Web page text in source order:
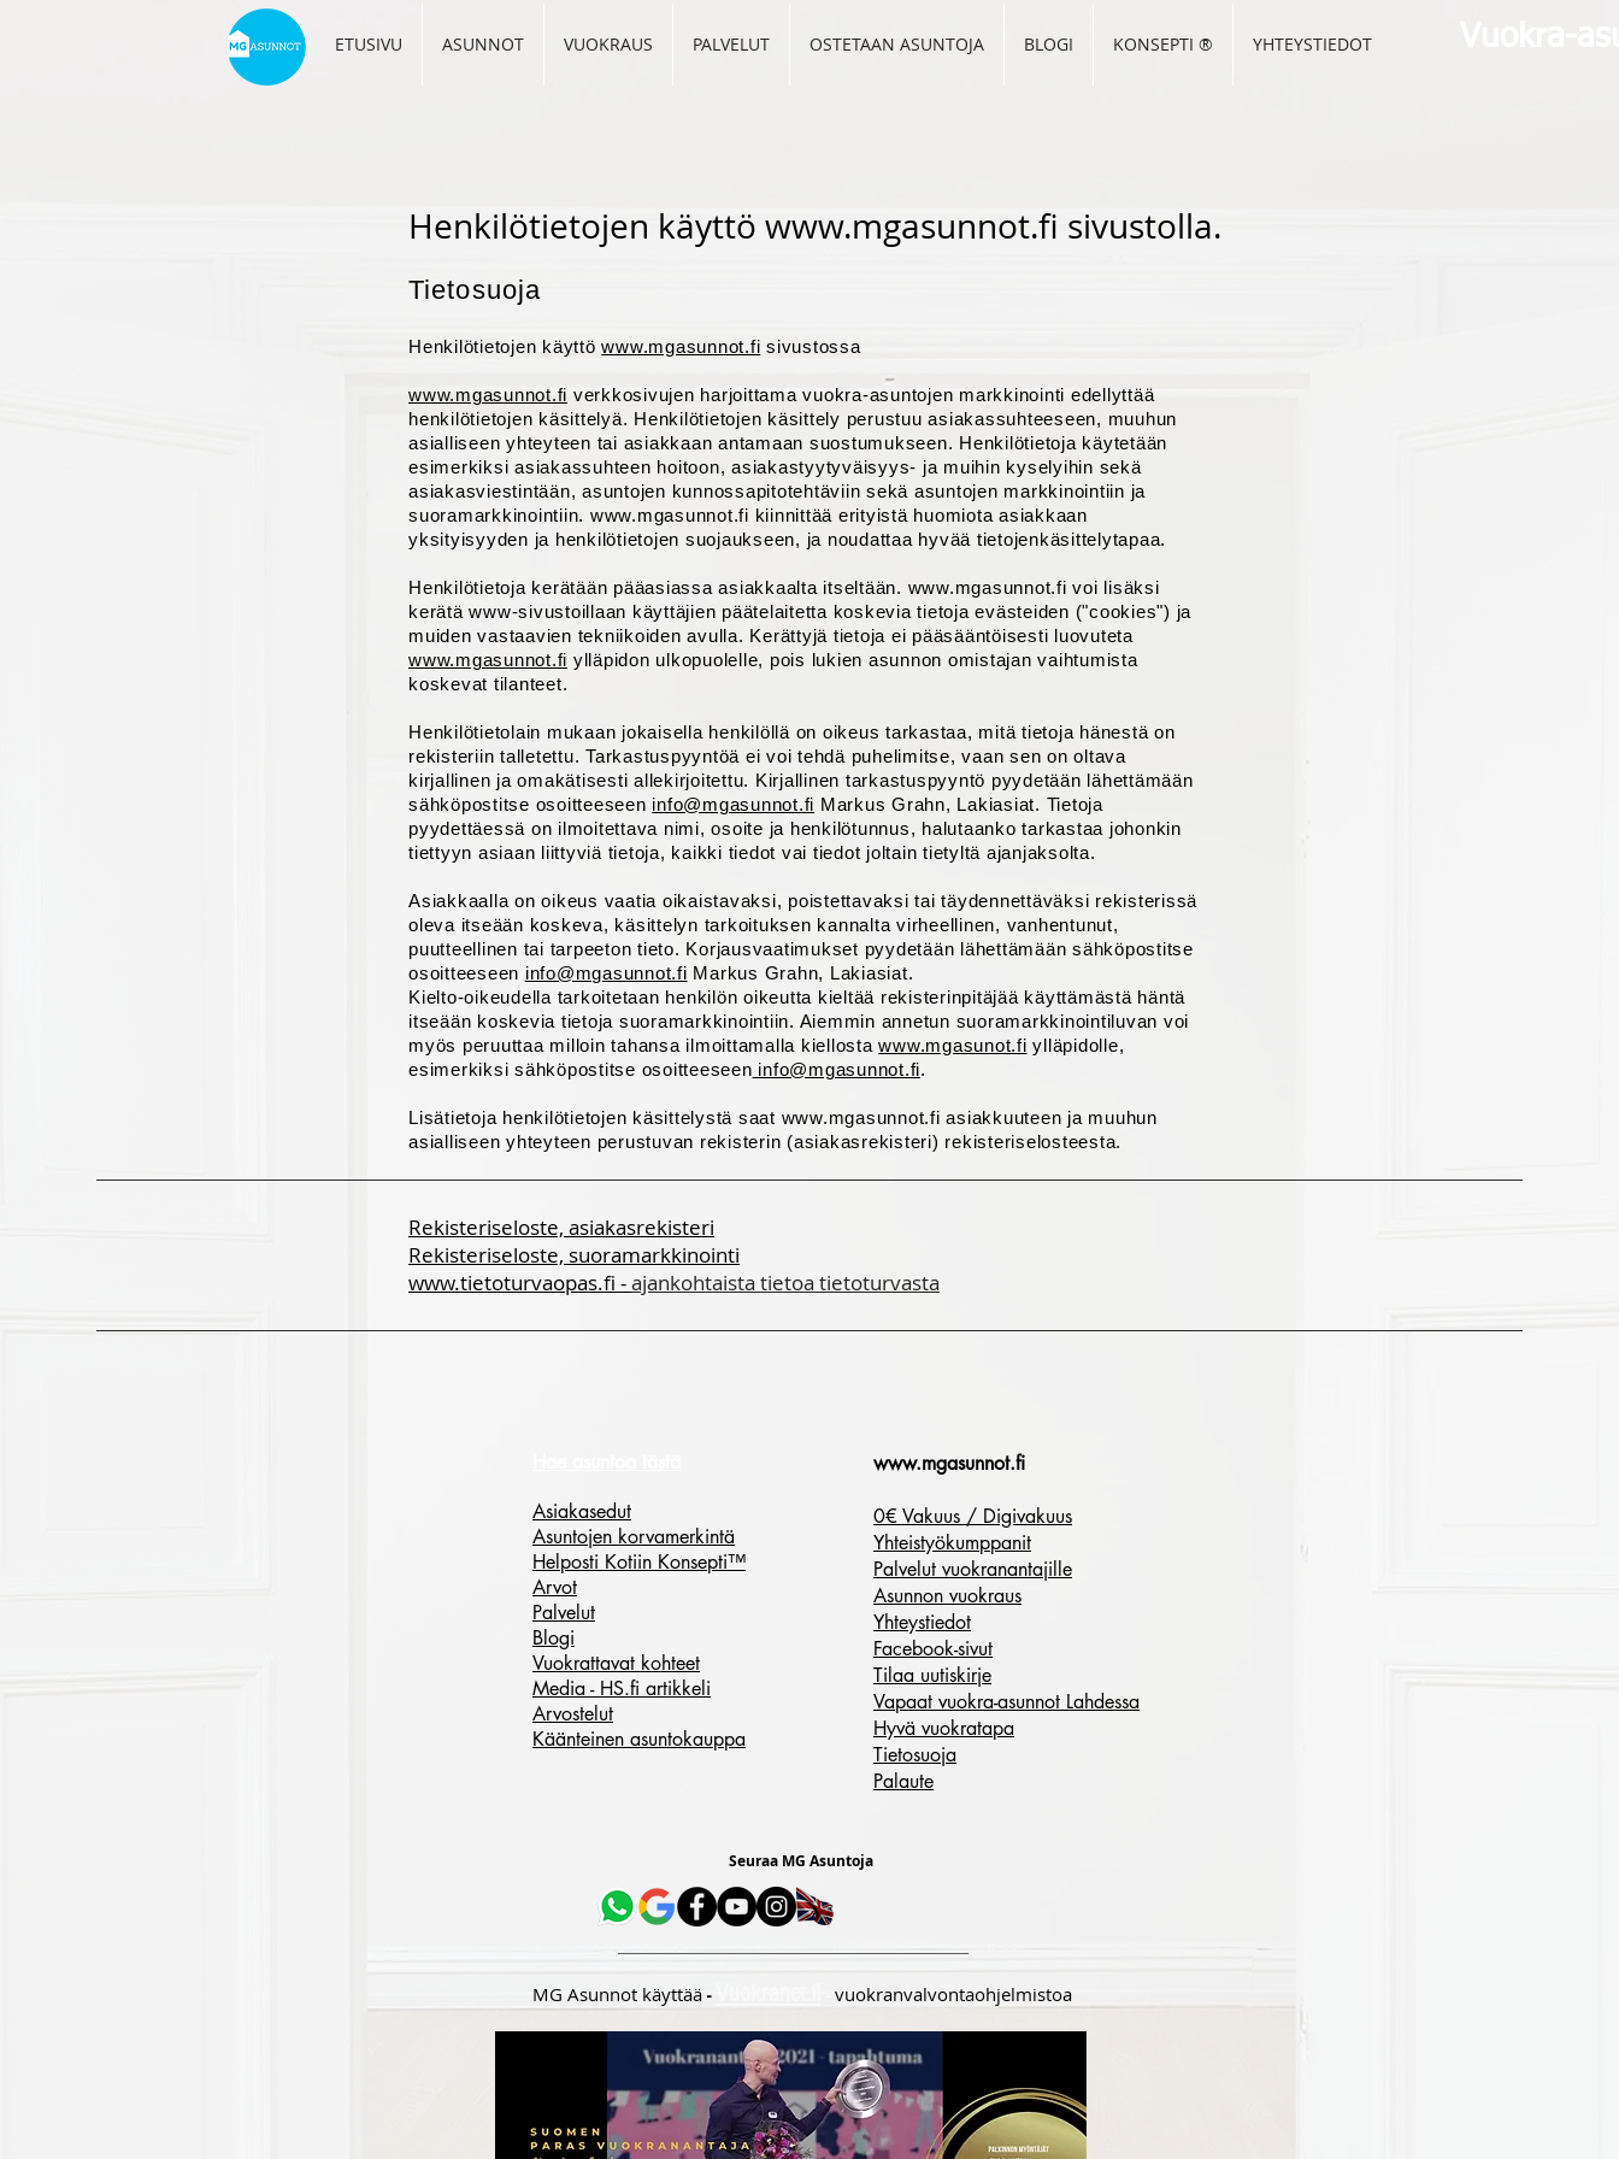
ETUSIVU ASUNNOT VUOKRAUS PALVELUT OSTETAAN ASUNTOJA BLOGI KONSEPTI ® YHTEYSTIEDOT
Henkilötietojen käyttö www.mgasunnot.fi sivustolla.
Tietosuoja
Henkilötietojen käyttöwww.mgasunnot.fi sivustossa
www.mgasunnot.fi verkkosivujen harjoittama vuokra-asuntojen markkinointi edellyttää
henkilötietojen käsittelyä. Henkilötietojen käsittely perustuu asiakassuhteeseen, muuhun
asialliseen yhteyteen tai asiakkaan antamaan suostumukseen. Henkilötietoja käytetään
esimerkiksi asiakassuhteen hoitoon, asiakastyytyväisyys- ja muihin kyselyihin sekä
asiakasviestintään, asuntojen kunnossapitotehtäviin sekä asuntojen markkinointiin ja
suoramarkkinointiin. www.mgasunnot.fi kiinnittää erityistä huomiota asiakkaan
yksityisyyden ja henkilötietojen suojaukseen, ja noudattaa hyvää tietojenkäsittelytapaa.
Henkilötietoja kerätään pääasiassa asiakkaalta itseltään. www.mgasunnot.fi voi lisäksi
kerätä www-sivustoillaan käyttäjien päätelaitetta koskevia tietoja evästeiden ("cookies") ja
muiden vastaavien tekniikoiden avulla. Kerättyjä tietoja ei pääsääntöisesti luovuteta
www.mgasunnot.fi ylläpidon ulkopuolelle, pois lukien asunnon omistajan vaihtumista
koskevat tilanteet.
Henkilötietolain mukaan jokaisella henkilöllä on oikeus tarkastaa, mitä tietoja hänestä on
rekisteriin talletettu. Tarkastuspyyntöä ei voi tehdä puhelimitse, vaan sen on oltava
kirjallinen ja omakätisesti allekirjoitettu. Kirjallinen tarkastuspyyntö pyydetään lähettämään
sähköpostitse osoitteeseen info@mgasunnot.fi Markus Grahn, Lakiasiat. Tietoja
pyydettäessä on ilmoitettava nimi, osoite ja henkilötunnus, halutaanko tarkastaa johonkin
tiettyyn asiaan liittyviä tietoja, kaikki tiedot vai tiedot joltain tietyltä ajanjaksolta.
Asiakkaalla on oikeus vaatia oikaistavaksi, poistettavaksi tai täydennettäväksi rekisterissä
oleva itseään koskeva, käsittelyn tarkoituksen kannalta virheellinen, vanhentunut,
puutteellinen tai tarpeeton tieto. Korjausvaatimukset pyydetään lähettämään sähköpostitse
osoitteeseen info@mgasunnot.fi Markus Grahn, Lakiasiat.
Kielto-oikeudella tarkoitetaan henkilön oikeutta kieltää rekisterinpitäjää käyttämästä häntä
itseään koskevia tietoja suoramarkkinointiin. Aiemmin annetun suoramarkkinointiluvan voi
myös peruuttaa milloin tahansa ilmoittamalla kiellostawww.mgasunot.fi ylläpidolle,
esimerkiksi sähköpostitse osoitteeseen info@mgasunnot.fi.
Lisätietoja henkilötietojen käsittelystä saat www.mgasunnot.fi asiakkuuteen ja muuhun
asialliseen yhteyteen perustuvan rekisterin (asiakasrekisteri) rekisteriselosteesta.
Rekisteriseloste, asiakasrekisteri
Rekisteriseloste, suoramarkkinointi
www.tietoturvaopas.fi -ajankohtaista tietoa tietoturvasta
Asiakasedut
Asuntojen korvamerkintä
Helposti Kotiin Konsepti™
Arvot
Palvelut
Blogi
Vuokrattavat kohteet
Media - HS.fi artikkeli
Arvostelut
Käänteinen asuntokauppa
www.mgasunnot.fi
0€ Vakuus / Digivakuus
Yhteistyökumppanit
Palvelut vuokranantajille
Asunnon vuokraus
Yhteystiedot
Facebook-sivut
Tilaa uutiskirje
Vapaat vuokra-asunnot Lahdessa
Hyvä vuokratapa
Tietosuoja
Palaute
Seuraa MG Asuntoja
MG Asunnot käyttää - vuokranvalvontaohjelmistoa